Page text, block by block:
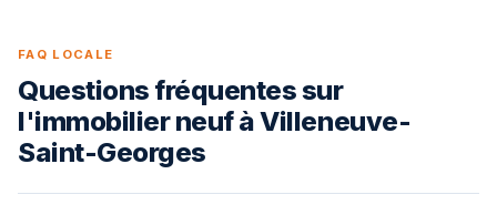
FAQ LOCALE
Questions fréquentes sur
l'immobilier neuf à Villeneuve-
Saint-Georges